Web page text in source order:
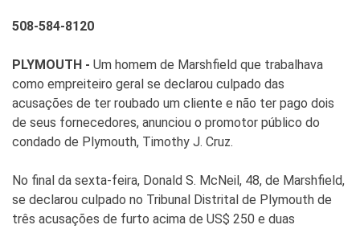
508-584-8120
PLYMOUTH - Um homem de Marshfield que trabalhava
como empreiteiro geral se declarou culpado das
acusações de ter roubado um cliente e não ter pago dois
de seus fornecedores, anunciou o promotor público do
condado de Plymouth, Timothy J. Cruz.
No final da sexta-feira, Donald S. McNeil, 48, de Marshfield,
se declarou culpado no Tribunal Distrital de Plymouth de
três acusações de furto acima de US$ 250 e duas